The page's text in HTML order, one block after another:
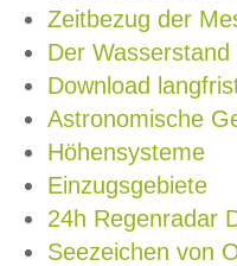
Zeitbezug der
Der Wasserstand
Download
Astronomische
Höhensysteme
Einzugsgebiete
24h Regenradar
Seezeichen von